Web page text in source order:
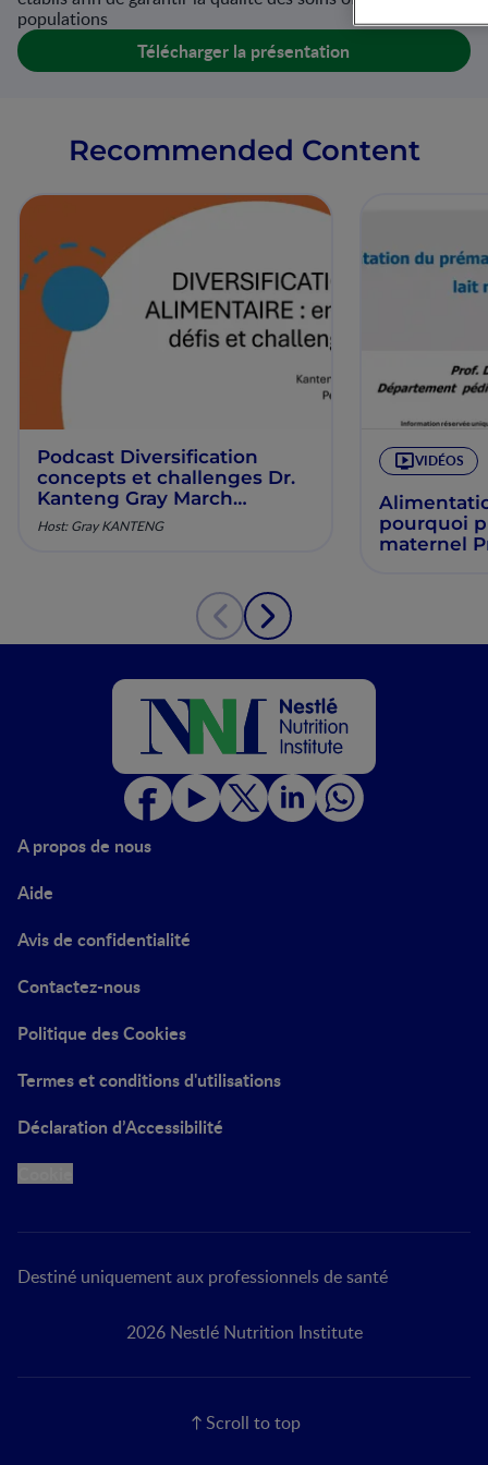
populations
Télécharger la présentation
Recommended Content
Podcast Diversification
concepts et challenges Dr.
Kanteng Gray March
2026.png
Host: Gray KANTENG
VIDÉOS
pourquoi
maternel
A propos de nous
Aide
Avis de confidentialité
Contactez-nous
Politique des Cookies
Termes et conditions d'utilisations
Déclaration d’Accessibilité
Destiné uniquement aux professionnels de santé
2026 Nestlé Nutrition Institute
Scroll to top